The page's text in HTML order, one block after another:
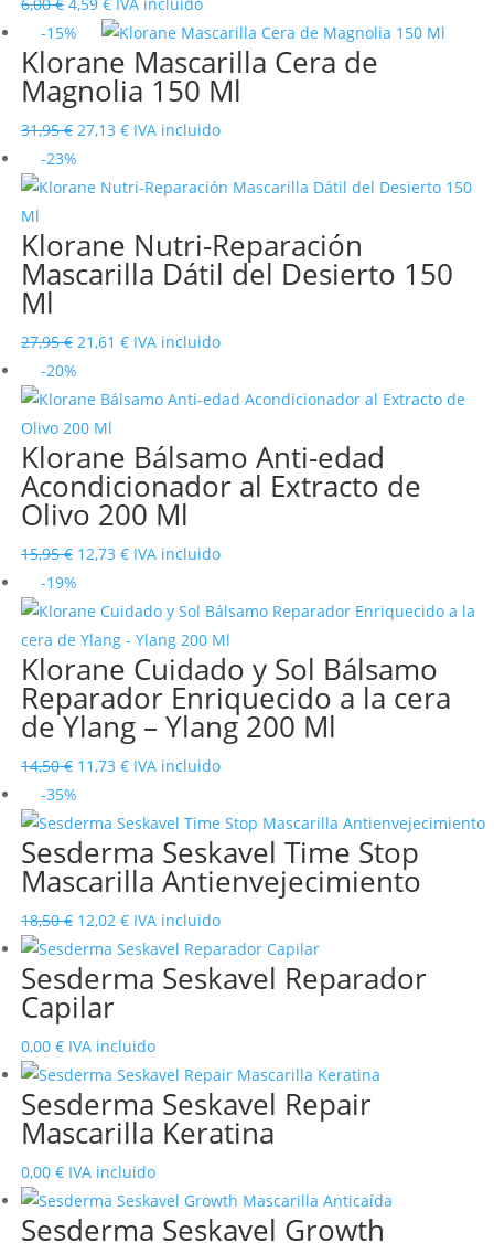
6,00€
precio
original
era:
4,59 €
precio
actual
es:
IVA incluido
-15%
Klorane Mascarilla Cera de
Magnolia 150 Ml
31,95€ El
original
31,95 €.
27,13 €El
actual
27,13 €.
IVA incluido
-23%
Klorane Nutri-Reparación
Mascarilla Dátil del Desierto 150
Ml
27,95€ El
original
era:
27,95 €.
21,61 €El
actual
21,61 €.
IVA incluido
-20%
Klorane Bálsamo Anti-edad
Acondicionador al Extracto de
Olivo 200 Ml
15,95€ El
original
era:
15,95 €.
12,73 €El
actual
es:
12,73 €.
IVA incluido
-19%
Klorane Cuidado y Sol Bálsamo
Reparador Enriquecido a la cera
de Ylang – Ylang 200 Ml
14,50€ El
original
era:
14,50 €.
11,73 €El
actual
es:
11,73 €.
IVA incluido
-35%
Sesderma Seskavel Time Stop
Mascarilla Antienvejecimiento
18,50€ El
precio
original
era:
12,02 €El
precio
actual
IVA incluido
Sesderma Seskavel Reparador
Capilar
0,00 € IVA incluido
Sesderma Seskavel Repair
Mascarilla Keratina
0,00 € IVA incluido
Sesderma Seskavel Growth